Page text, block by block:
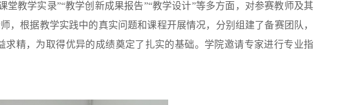
教学实录”“教学创新成果报告”“教学设计”等多方面，对参赛教师及其
根据教学实践中的真实问题和课程开展情况，分别组建了备赛团队，
精，为取得优异的成绩奠定了扎实的基础。学院邀请专家进行专业指